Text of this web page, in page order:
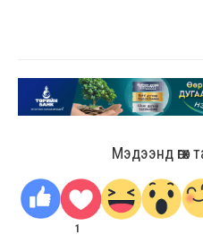
Мэдээнд өгөх
1